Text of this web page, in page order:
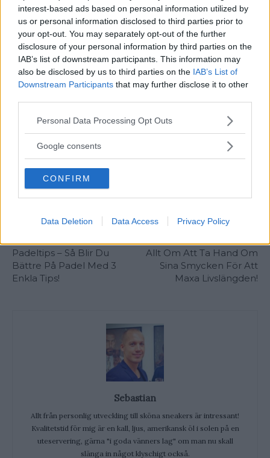
interest-based ads based on personal information utilized by
us or personal information disclosed to third parties prior to
your opt-out. You may separately opt-out of the further
disclosure of your personal information by third parties on the
IAB’s list of downstream participants. This information may
also be disclosed by us to third parties on the IAB’s List of
Downstream Participants that may further disclose it to other
Please note that this website/app uses one or more Google
not limited to your visit or usage behaviour. You may click to
use your data for below specified purposes in below Google
consent section.
Personal Data Processing Opt Outs
Google consents
CONFIRM
Data Deletion Data Access Privacy Policy
minimum är just det, det minst godkända
mönsterdjupet, det betyder inte att det är ett bra
mönsterdjup som kommer hålla dig säker på
vägarna!
Padeltips – Så Blir Du
Bättre På Padel Med 3
Enkla Tips!
Allt Om Att Ta Hand Om
Sina Smycken För Att
Maxa Livslängden!
Sebastian
Allt från personlig utveckling till sköna sneakers är intressant!
Kvalitetstid för mig är en kall, ljus, amerikansk öl i solen på en
uteservering, gärna "i goda vänners lag" om man nu skall
slänga in något klyschigt också.